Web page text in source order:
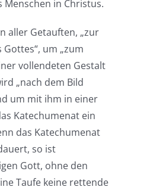
in Christus.
aller Getauften, „zur
um „zum
vollendeten Gestalt
„nach dem Bild
um mit ihm in einer
Katechumenat ein
das Katechumenat
so ist
Gott, ohne den
Taufe keine rettende